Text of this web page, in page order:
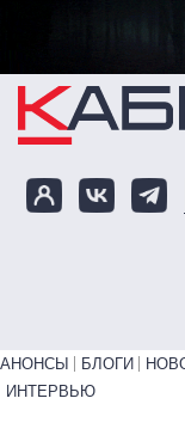
Перейти к
Primary links bottom
АНОНСЫ БЛОГИ
ИНТЕРВЬЮ